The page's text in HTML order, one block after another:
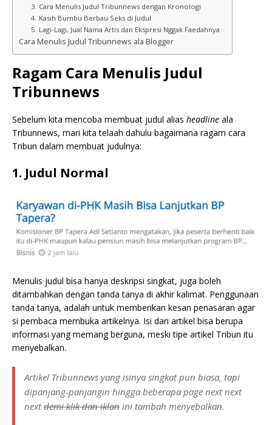
3. Cara Menulis Judul Tribunnews dengan Kronologi
4. Kasih Bumbu Berbau Seks di Judul
5. Lagi-Lagi, Jual Nama Artis dan Ekspresi Nggak Faedahnya
Cara Menulis Judul Tribunnews ala Blogger
Ragam Cara Menulis Judul
Tribunnews
Sebelum kita mencoba membuat judul alias headline ala
Tribunnews, mari kita telaah dahulu bagaimana ragam cara
Tribun dalam membuat judulnya:
1. Judul Normal
Menulis judul bisa hanya deskripsi singkat, juga boleh
ditambahkan dengan tanda tanya di akhir kalimat. Penggunaan
tanda tanya, adalah untuk memberikan kesan penasaran agar
si pembaca membuka artikelnya. Isi dari artikel bisa berupa
informasi yang memang berguna, meski tipe artikel Tribun itu
menyebalkan.
Artikel Tribunnews yang isinya singkat pun biasa, tapi
dipanjang-panjangin hingga beberapa page next next
nextdemi klik dan iklan ini tambah menyebalkan.